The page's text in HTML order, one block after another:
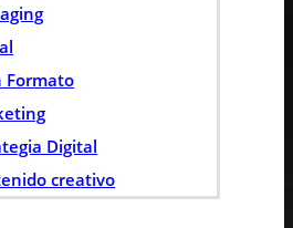
Formato
Digital
creativo